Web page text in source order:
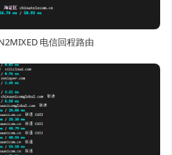
电信回程路由